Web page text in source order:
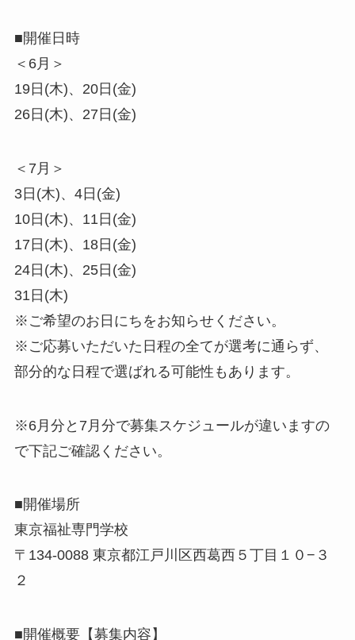
■開催日時
＜6月＞
19日(木)、20日(金)
26日(木)、27日(金)
＜7月＞
3日(木)、4日(金)
10日(木)、11日(金)
17日(木)、18日(金)
24日(木)、25日(金)
31日(木)
※ご希望のお日にちをお知らせください。
※ご応募いただいた日程の全てが選考に通らず、
部分的な日程で選ばれる可能性もあります。
※6月分と7月分で募集スケジュールが違いますの
で下記ご確認ください。
■開催場所
東京福祉専門学校
〒134-0088 東京都江戸川区西葛西５丁目１０−３
２
■開催概要【募集内容】